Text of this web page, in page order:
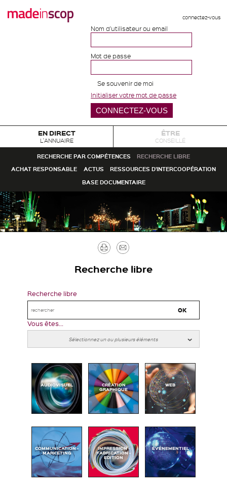
connectez-vous
Nom d'utilisateur ou email
Mot de passe
Se souvenir de moi
Initialiser votre mot de passe
EN DIRECT
L'ANNUAIRE
ÊTRE
CONSEILLÉ
RECHERCHE PAR COMPÉTENCES
RECHERCHE LIBRE
ACHAT RESPONSABLE
ACTUS
RESSOURCES D'INTERCOOPÉRATION
BASE DOCUMENTAIRE
Imprimer
Recherche libre
Recherche libre
Vous êtes...
AUDIOVISUEL CRÉATION
GRAPHIQUE
WEB
COMMUNICATION -
MARKETING
IMPRESSION -
FABRICATION -
EDITION
ÉVÉNEMENTIEL